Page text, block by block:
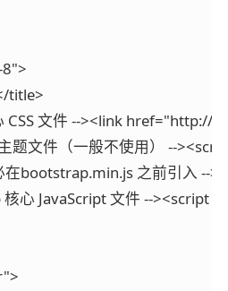
title>
CSS 文件 --><link
题文件（一般不使用） --
在bootstrap.min.js 之前引入
核心 JavaScript 文件 --